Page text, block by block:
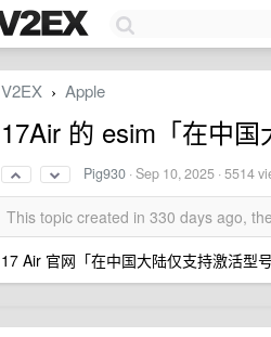
V2EX › Apple
17Air 的 esim「在中国
Pig930 ·Sep 10, 2025 · 5514
This topic created in 330 days ago,
17 Air 官网「在中国大陆仅支持激活型